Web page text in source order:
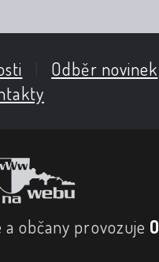
Odběr novinek
občany provozuje